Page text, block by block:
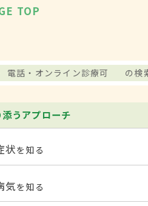
TOP
電話・オンライン診療可 の検
うアプローチ
状を知る
気を知る